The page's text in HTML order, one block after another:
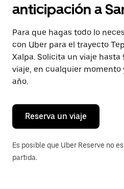
y
selecciona
una
fecha.
Presiona
la
tecla Esc
para
cerrar
calendario.
anticipación a
Para que hagas todo lo
con Uber para el trayecto
Xalpa. Solicita un viaje
viaje, en cualquier momento
año.
Reserva un viaje
Es posible que Uber Reserve no
partida.